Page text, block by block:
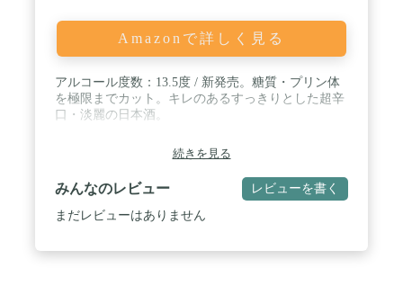
Amazonで詳しく見る
アルコール度数：13.5度 / 新発売。糖質・プリン体
を極限までカット。キレのあるすっきりとした超辛
口・淡麗の日本酒。
続きを見る
みんなのレビュー レビューを書く
まだレビューはありません